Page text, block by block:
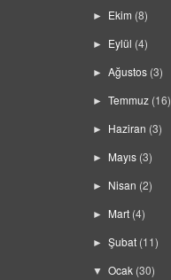
► Ekim (8)
► Eylül (4)
►Ağustos (3)
►Temmuz (16)
► Haziran (3)
► Mayıs (3)
► Nisan (2)
► Mart (4)
►Şubat (11)
▼Ocak (30)